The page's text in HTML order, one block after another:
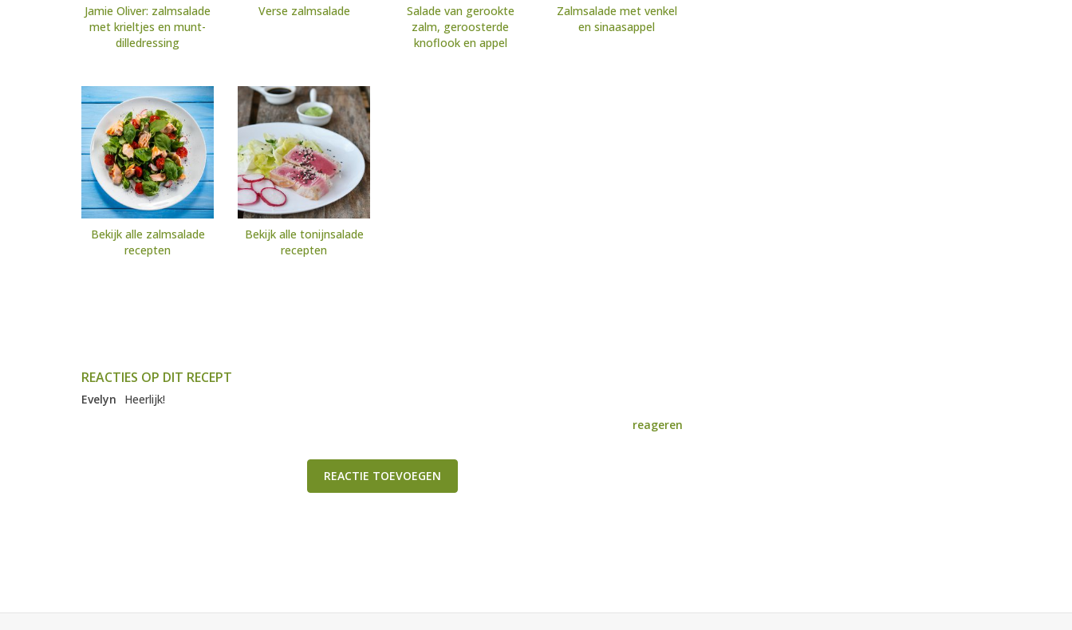
Jamie Oliver: zalmsalade
met krieltjes en munt-
dilledressing
Verse zalmsalade
Salade van gerookte
zalm, geroosterde
knoflook en appel
Zalmsalade met venkel
en sinaasappel
Bekijk alle zalmsalade
recepten
Bekijk alle tonijnsalade
recepten
REACTIES OP DIT RECEPT
Evelyn
Heerlijk!
reageren
REACTIE TOEVOEGEN